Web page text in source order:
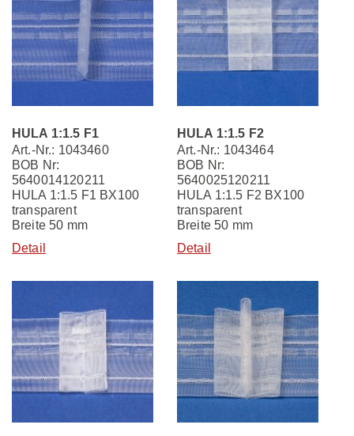
HULA 1:1.5 F1
Art.-Nr.: 1043460
BOB Nr:
5640014120211
HULA 1:1.5 F1 BX100
transparent
Breite 50 mm
Detail
HULA 1:1.5 F2
Art.-Nr.: 1043464
BOB Nr:
5640025120211
HULA 1:1.5 F2 BX100
transparent
Breite 50 mm
Detail